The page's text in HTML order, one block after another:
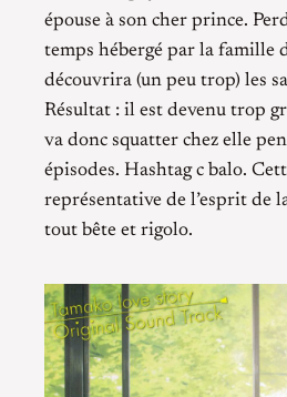
épouse à son cher prince.
temps hébergé par la famille
découvrira (un peu trop) les
Résultat : il est devenu trop
va donc squatter chez elle
épisodes. Hashtag c balo.
représentative de l’esprit de
tout bête et rigolo.